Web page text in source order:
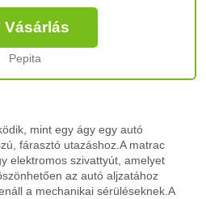
Vásárlás
Pepita
mint egy ágy egy autó
fárasztó utazáshoz.A matrac
elektromos szivattyút, amelyet
az autó aljzatához
a mechanikai sérüléseknek.A